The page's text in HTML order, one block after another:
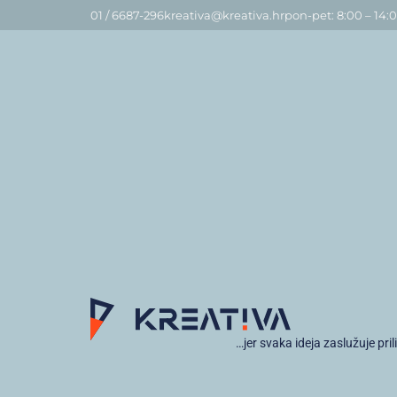
01 / 6687-296kreativa@kreativa.hrpon-pet: 8:00 –
…jer svaka ideja zaslužuje